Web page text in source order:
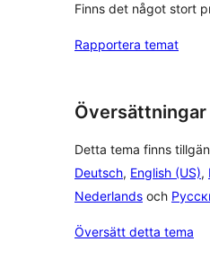
Finns det något stort
Rapportera temat
Översättningar
Detta tema finns
Deutsch, English (US),
Nederlands och
Översätt detta tema